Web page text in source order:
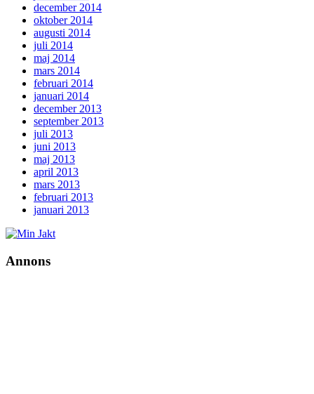
december 2014
oktober 2014
augusti 2014
juli 2014
maj 2014
mars 2014
februari 2014
januari 2014
december 2013
september 2013
juli 2013
juni 2013
maj 2013
april 2013
mars 2013
februari 2013
januari 2013
Annons